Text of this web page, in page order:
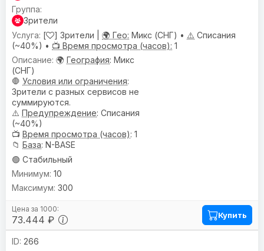
Зрители
[
] Зрители | 🌍 Гео: Микс (СНГ) • ⚠️ Списания
(~40%) • 📺 Время просмотра (часов): 1
🌍 География: Микс
(СНГ)
🛑 Условия или ограничения:
Зрители с разных сервисов не
суммируются.
⚠️ Предупреждениe: Списания
(~40%)
📺 Время просмотра (часов): 1
📁 База: N-BASE
🟢 Стабильный
73.444 ₽
10
300
Купить
266